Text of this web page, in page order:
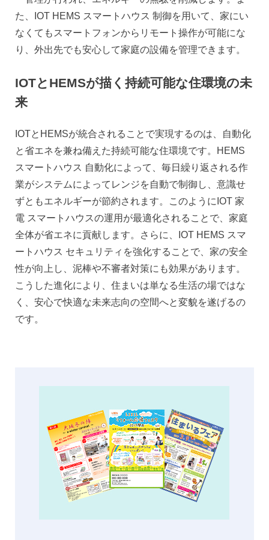
た、IOT HEMS スマートハウス 制御を用いて、家にい
なくてもスマートフォンからリモート操作が可能にな
り、外出先でも安心して家庭の設備を管理できます。
IOTとHEMSが描く持続可能な住環境の未
来
IOTとHEMSが統合されることで実現するのは、自動化
と省エネを兼ね備えた持続可能な住環境です。HEMS
スマートハウス 自動化によって、毎日繰り返される作
業がシステムによってレンジを自動で制御し、意識せ
ずともエネルギーが節約されます。このようにIOT 家
電 スマートハウスの運用が最適化されることで、家庭
全体が省エネに貢献します。さらに、IOT HEMS スマ
ートハウス セキュリティを強化することで、家の安全
性が向上し、泥棒や不審者対策にも効果があります。
こうした進化により、住まいは単なる生活の場ではな
く、安心で快適な未来志向の空間へと変貌を遂げるの
です。